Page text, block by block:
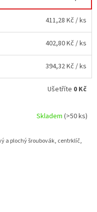
411,28 Kč / ks
402,80 Kč / ks
394,32 Kč / ks
Ušetříte 0 Kč
Skladem(>50 ks)
a plochý šroubovák, centrklíč,